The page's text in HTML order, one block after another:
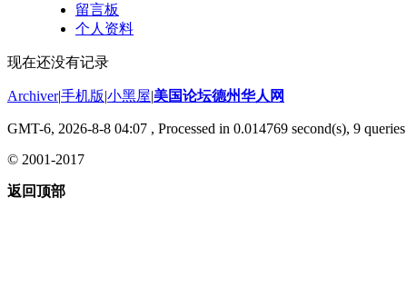
留言板
个人资料
现在还没有记录
Archiver|手机版|小黑屋|美国论坛德州华人网
GMT-6, 2026-8-8 04:07 , Processed in 0.014769 second(s), 9
© 2001-2017
返回顶部